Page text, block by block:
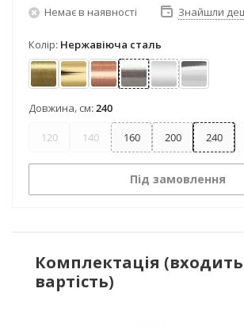
Немає в наявності Знайшли
Колір: Нержавіюча сталь
АнтикЗолотоМідьНержавіюча сталь
Сатин Хром
Довжина, см:240
120 140 160 200 240
Під замовлення
Комплектація
вартість)